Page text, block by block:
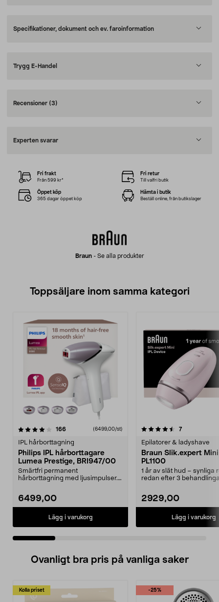
Specifikationer, dokument och ev. faroinformation
Trygg E-Handel
Recensioner (3)
Experten svarar
Braun- Se alla produkter
Fri frakt
Från 599 kr*
Fri retur
Till valfri butik
Öppet köp
365 dagar öppet köp
Hämta i butik
Beställ online, från butikslager
Toppsäljare inom samma kategori
166recensioner(6499,00/st)
IPL hårborttagning
Philips IPL hårborttagare
Lumea Prestige, BRI947/00
Smärtfri permanent
hårborttagning med ljusimpulser.
6499,00
Lägg i varukorg
4.5 av 5 stjärnor 7recensioner
Epilatorer & ladyshave
Braun Slik.expert Mini
PL1100
1 år av slät hud – synliga
redan efter 3
2929,00
Lägg i varukorg
4.5 av 5 stjärnor
Ovanligt bra pris på vanliga saker
Kolla priset -25%